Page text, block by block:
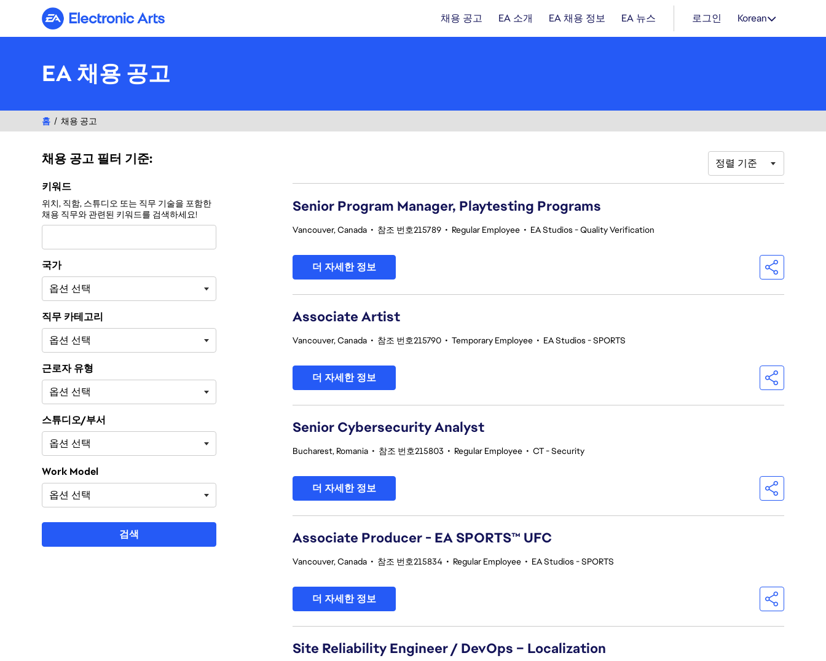
Electronic Arts 채용 공고 EA 소개 EA 채용 정보 EA 뉴스 로그인 Korean
EA 채용 공고
홈 채용 공고
채용 공고 필터 기준:
채용 공고 필터 기준:
키워드
위치, 직함, 스튜디오 또는 직무 기술을 포함한
채용 직무와 관련된 키워드를 검색하세요!
국가
직무 카테고리
근로자 유형
스튜디오/부서
Work Model
검색
정렬 기준
Senior Program Manager, Playtesting Programs
Vancouver, Canada • 참조 번호215789 • Regular Employee • EA Studios - Quality Verification
더 자세한 정보
Associate Artist
Vancouver, Canada • 참조 번호215790 • Temporary Employee • EA Studios - SPORTS
더 자세한 정보
Senior Cybersecurity Analyst
Bucharest, Romania • 참조 번호215803 • Regular Employee • CT - Security
더 자세한 정보
Associate Producer - EA SPORTS™ UFC
Vancouver, Canada • 참조 번호215834 • Regular Employee • EA Studios - SPORTS
더 자세한 정보
Site Reliability Engineer / DevOps – Localization